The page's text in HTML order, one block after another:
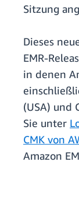
Sitzung
Dieses
EMR-
in denen
(USA) und
Sie unter
CMK von
Amazon